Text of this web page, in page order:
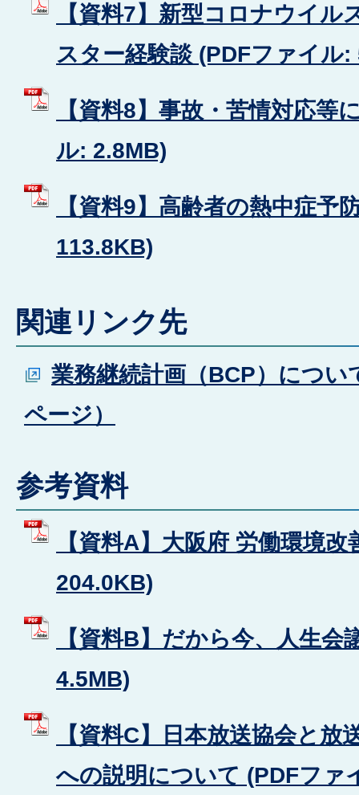
【資料7】新型コロナウイ
スター経験談 (PDFファイル:
【資料8】事故・苦情対応等
ル: 2.8MB)
【資料9】高齢者の熱中症予
113.8KB)
関連リンク先
業務継続計画（BCP）につい
ページ）
参考資料
【資料A】大阪府 労働環境
204.0KB)
【資料B】だから今、人生会
4.5MB)
【資料C】日本放送協会と放
への説明について (PDFファ